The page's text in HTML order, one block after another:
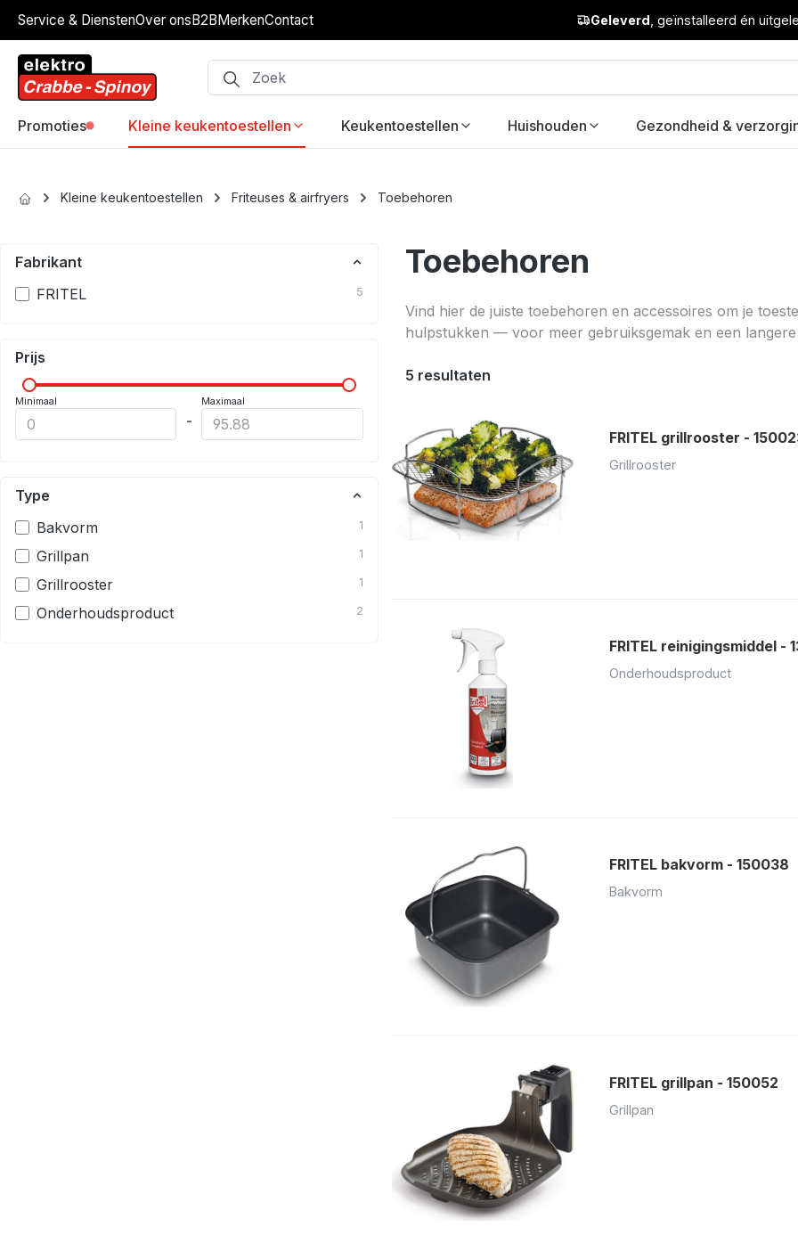
to main content
Skip to search
Skip to main navigation
Service & DienstenOver onsB2BMerkenContact Geleverd , geïnstalleerd én
Promoties Kleine keukentoestellen Keukentoestellen Huishouden Gezondheid &
Kleine keukentoestellen Friteuses & airfryers Toebehoren
Fabrikant
FRITEL
5
Prijs
Minimaal
-
Maximaal
Type
Bakvorm
1
Grillpan 1
Grillrooster 1
Onderhoudsproduct 2
Toebehoren
Vind hier de juiste toebehoren en accessoires om je
hulpstukken — voor meer gebruiksgemak en een
5 resultaten
FRITEL grillrooster -
Grillrooster
FRITEL reinigingsmiddel -
Onderhoudsproduct
FRITEL bakvorm - 150038
Bakvorm
FRITEL grillpan - 150052
Grillpan